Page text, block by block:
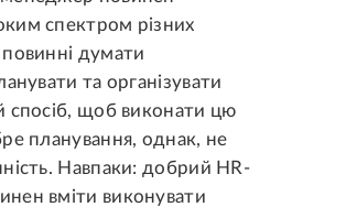
спектром різних
думати
та організувати
спосіб, щоб виконати цю
планування, однак, не
Навпаки: добрий HR-
вміти виконувати